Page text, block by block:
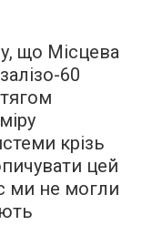
що Місцева
60
крізь
цей
ми не могли